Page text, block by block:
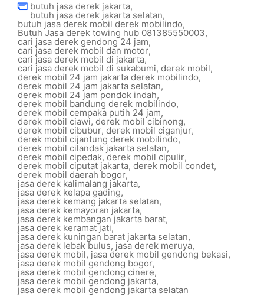
butuh jasa derek jakarta,
butuh jasa derek jakarta selatan,
butuh jasa derek mobil derek mobilindo,
Butuh Jasa derek towing hub 081385550003,
cari jasa derek gendong 24 jam,
cari jasa derek mobil dan motor,
cari jasa derek mobil di jakarta,
cari jasa derek mobil di sukabumi, derek mobil,
derek mobil 24 jam jakarta derek mobilindo,
derek mobil 24 jam jakarta selatan,
derek mobil 24 jam pondok indah,
derek mobil bandung derek mobilindo,
derek mobil cempaka putih 24 jam,
derek mobil ciawi, derek mobil cibinong,
derek mobil cibubur, derek mobil ciganjur,
derek mobil cijantung derek mobilindo,
derek mobil cilandak jakarta selatan,
derek mobil cipedak,derek mobil cipulir,
derek mobil ciputat jakarta, derek mobil condet,
derek mobil daerah bogor,
jasa derek kalimalang jakarta,
jasa derek kelapa gading,
jasa derek kemang jakarta selatan,
jasa derek kemayoran jakarta,
jasa derek kembangan jakarta barat,
jasa derek keramat jati,
jasa derek kuningan barat jakarta selatan,
jasa derek lebak bulus, jasa derek meruya,
jasa derek mobil, jasa derek mobil gendong bekasi,
jasa derek mobil gendong bogor,
jasa derek mobil gendong cinere,
jasa derek mobil gendong jakarta,
jasa derek mobil gendong jakarta selatan